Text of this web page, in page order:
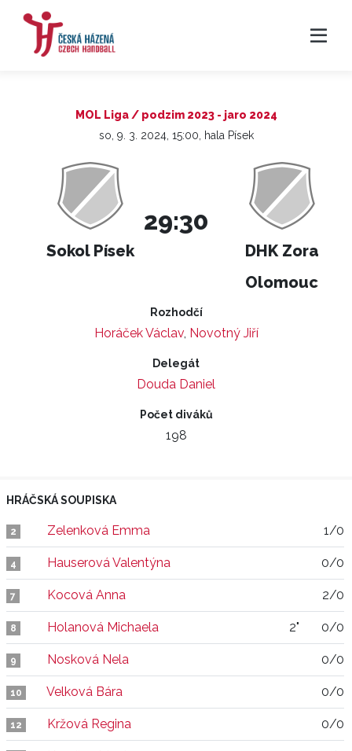
MOL Liga / podzim 2023 - jaro 2024
so, 9. 3. 2024, 15:00, hala Písek
Sokol Písek
29:30
DHK Zora
Olomouc
Rozhodčí
Horáček Václav, Novotný Jiří
Delegát
Douda Daniel
Počet diváků
198
HRÁČSKÁ SOUPISKA
2 Zelenková Emma 1/0
4 Hauserová Valentýna 0/0
7 Kocová Anna 2/0
8 Holanová Michaela 2" 0/0
9 Nosková Nela 0/0
10 Velková Bára 0/0
12 Kržová Regina 0/0